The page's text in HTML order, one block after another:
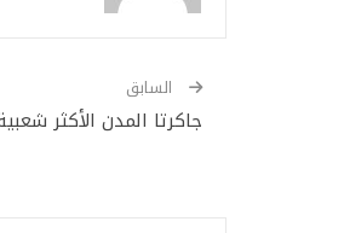
السابق
جاكرتا المدن الأكثر